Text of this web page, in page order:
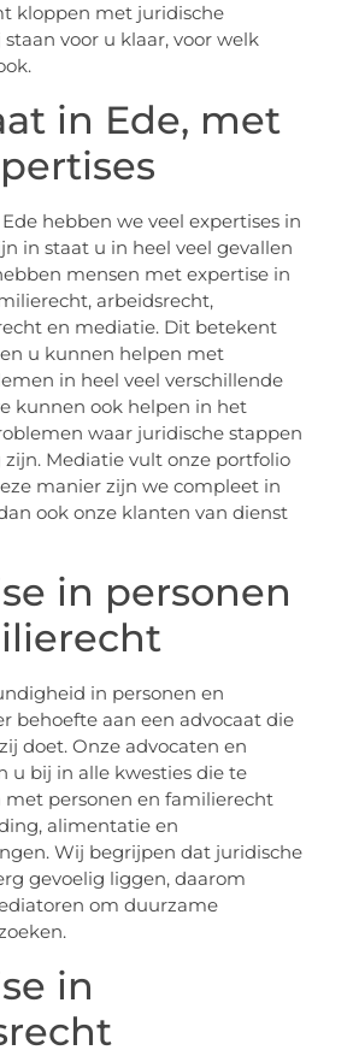
kloppen met juridische
voor u klaar, voor welk
in Ede, met
hebben we veel expertises in
in staat u in heel veel gevallen
mensen met expertise in
arbeidsrecht,
en mediatie. Dit betekent
u kunnen helpen met
in heel veel verschillende
kunnen ook helpen in het
waar juridische stappen
zijn. Mediatie vult onze portfolio
manier zijn we compleet in
ook onze klanten van dienst
in personen
in personen en
behoefte aan een advocaat die
doet. Onze advocaten en
u bij in alle kwesties die te
personen en familierecht
alimentatie en
Wij begrijpen dat juridische
gevoelig liggen, daarom
om duurzame
in